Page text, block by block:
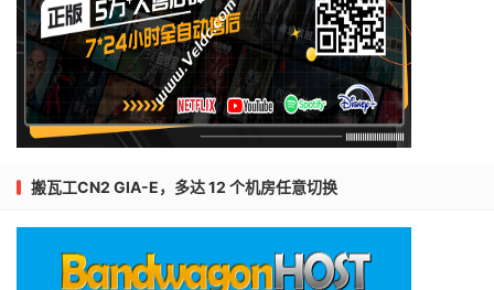
搬瓦工CN2 GIA-E，多达 12 个机房任意切换